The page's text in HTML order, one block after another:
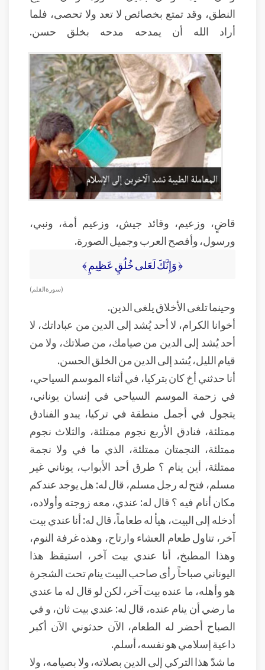
النطق، وقد تمتع بخصائص لا تعد ولا تحصى، فلما
أراد الله أن يمدحه مدحه بخلق حسن.
قاضٍ، وزعيم، وقائد جيش، وزعيم أمة، ونبي،
ورسول، وأفصح العرب وجميل الصورة.
﴿ وَإِنَّكَ لَعَلى خُلُقٍ عَظِيمٍ ﴾
( سورة القلم )
وحينما تلغى الأخلاق يلغى الدين.
أخوانا الكرام، لا أحد يُشد إلى الدين من عباداتك، لا
أحد يُشد إلى الدين من صيامك، من صلاتك، ولا من
قيام الليل، يُشد إلى الدين من الخلق الحسن.
أنا حدثني أخ كان بتركيا، في أثناء الموسم السياحي،
في زحمة الموسم السياحي في إنسان يوناني،
يتجول في أجمل منطقة في تركيا، يبدو الفنادق
ممتلئة، فنادق الأربع نجوم ممتلئة، والثلاث نجوم
ممتلئة، النجمتان ممتلئة، الذي ما في ولا نجمة
ممتلئة، أين ينام ؟ طرق أحد الأبواب، يوناني غير
مسلم، فتح له رجل مسلم، قال له: هل يوجد عندكم
مكان أنام فيه ؟ قال له: عندي، معه زوجته وأولاده،
أدخله إلى البيت، هيأ له طعاماً، قال له: أنا عندي بيت
آخر، تناول طعام العشاء وارتاح، وهذه غرفة النوم،
وهذا المطبخ، أنا عندي بيت آخر، استيقظ هذا
اليوناني صباحاً رأى صاحب البيت ينام تحت الشجرة
هو وأهله، ما عنده بيت آخر، لكن لو قال له ما عندي
ما رضي أن ينام عنده، قال له: عندي بيت ثان، و في
الصباح أحضر له الطعام، الآن حدثوني الآن أكبر
داعية إسلامي هو نفسه، أسلم.
ما شدّ هذا التركي إلى الدين بصلاته، ولا بصيامه، ولا